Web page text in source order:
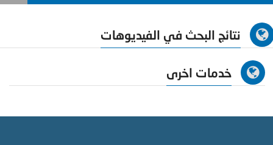
نتائج البحث في الفيديوهات
خدمات اخرى